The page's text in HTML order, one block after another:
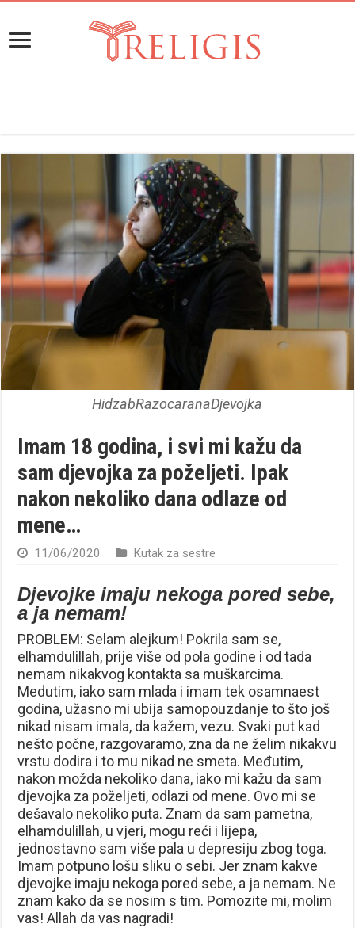
HidzabRazocaranaDjevojka
Imam 18 godina, i svi mi kažu da
sam djevojka za poželjeti. Ipak
nakon nekoliko dana odlaze od
mene…
11/06/2020 Kutak za sestre
Djevojke imaju nekoga pored sebe,
a ja nemam!
PROBLEM: Selam alejkum! Pokrila sam se,
elhamdulillah, prije više od pola godine i od tada
nemam nikakvog kontakta sa muškarcima.
Medutim, iako sam mlada i imam tek osamnaest
godina, užasno mi ubija samopouzdanje to što još
nikad nisam imala, da kažem, vezu. Svaki put kad
nešto počne, razgovaramo, zna da ne želim nikakvu
vrstu dodira i to mu nikad ne smeta. Međutim,
nakon možda nekoliko dana, iako mi kažu da sam
djevojka za poželjeti, odlazi od mene. Ovo mi se
dešavalo nekoliko puta. Znam da sam pametna,
elhamdulillah, u vjeri, mogu reći i lijepa,
jednostavno sam više pala u depresiju zbog toga.
Imam potpuno lošu sliku o sebi. Jer znam kakve
djevojke imaju nekoga pored sebe, a ja nemam. Ne
znam kako da se nosim s tim. Pomozite mi, molim
vas! Allah da vas nagradi!